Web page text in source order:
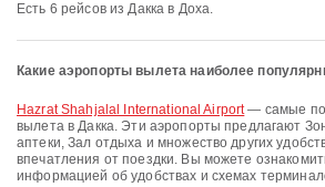
Есть 6 рейсов из Дакка в Доха.
Какие аэропорты вылета наиболее
Hazrat Shahjalal International Airport— самые
вылета в Дакка. Эти аэропорты предлагают
аптеки, Зал отдыха и множество других
впечатления от поездки. Вы можете
информацией об удобствах и схемах